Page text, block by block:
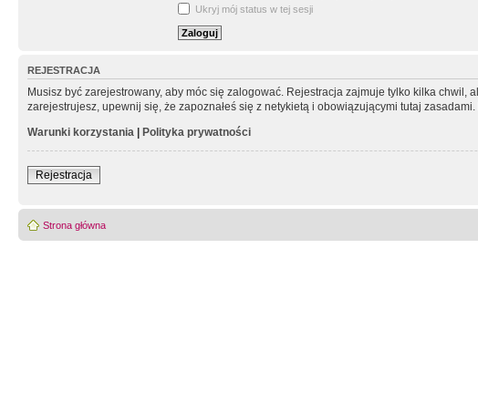
Ukryj mój status w tej sesji
REJESTRACJA
Musisz być zarejestrowany, aby móc się zalogować. Rejestracja zajmuje tylko kilka
zarejestrujesz, upewnij się, że zapoznałeś się z netykietą i obowiązującymi tutaj
Warunki korzystania | Polityka prywatności
Rejestracja
Strona główna